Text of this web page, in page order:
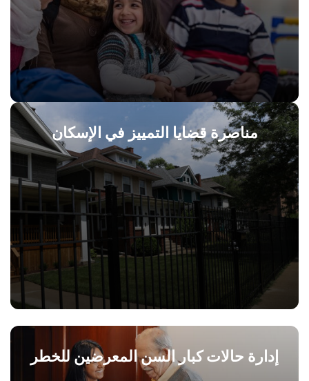
مناصرة قضايا التمييز في الإسكان
إدارة حالات كبار السن المعرضين للخطر